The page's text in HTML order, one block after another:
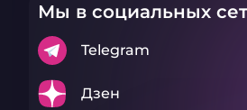
Мы в социальных
Telegram
Дзен